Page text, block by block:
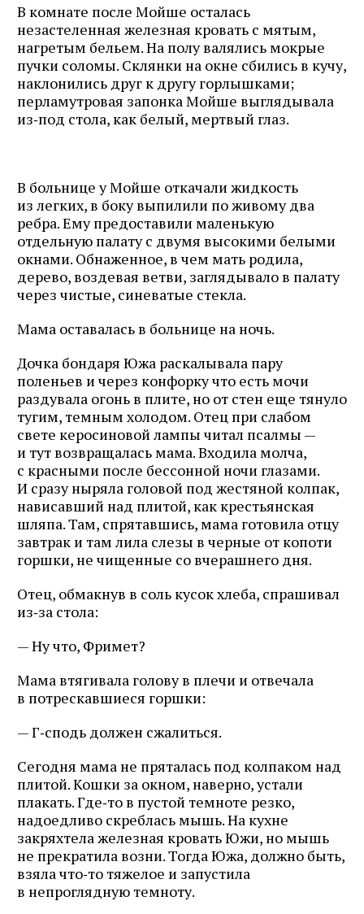
В комнате после Мойше осталась
незастеленная железная кровать с мятым,
нагретым бельем. На полу валялись мокрые
пучки соломы. Склянки на окне сбились в кучу,
наклонились друг к другу горлышками;
перламутровая запонка Мойше выглядывала
из‑под стола, как белый, мертвый глаз.
В больнице у Мойше откачали жидкость
из легких, в боку выпилили по живому два
ребра. Ему предоставили маленькую
отдельную палату с двумя высокими белыми
окнами. Обнаженное, в чем мать родила,
дерево, воздевая ветви, заглядывало в палату
через чистые, синеватые стекла.
Мама оставалась в больнице на ночь.
Дочка бондаря Южа раскалывала пару
поленьев и через конфорку что есть мочи
раздувала огонь в плите, но от стен еще тянуло
тугим, темным холодом. Отец при слабом
свете керосиновой лампы читал псалмы —
и тут возвращалась мама. Входила молча,
с красными после бессонной ночи глазами.
И сразу ныряла головой под жестяной колпак,
нависавший над плитой, как крестьянская
шляпа. Там, спрятавшись, мама готовила отцу
завтрак и там лила слезы в черные от копоти
горшки, не чищенные со вчерашнего дня.
Отец, обмакнув в соль кусок хлеба, спрашивал
из‑за стола:
— Ну что, Фримет?
Мама втягивала голову в плечи и отвечала
в потрескавшиеся горшки:
— Г‑сподь должен сжалиться.
Сегодня мама не пряталась под колпаком над
плитой. Кошки за окном, наверно, устали
плакать. Где‑то в пустой темноте резко,
надоедливо скреблась мышь. На кухне
закряхтела железная кровать Южи, но мышь
не прекратила возни. Тогда Южа, должно быть,
взяла что‑то тяжелое и запустила
в непроглядную темноту.